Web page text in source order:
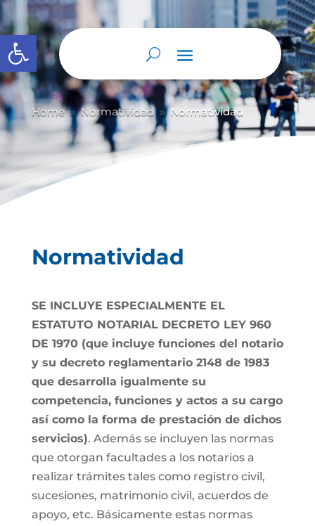
Abrir barra de herramientas
Home 9 Normatividad 9 Normatividad
Normatividad
SE INCLUYE ESPECIALMENTE EL
ESTATUTO NOTARIAL DECRETO LEY 960
DE 1970 (que incluye funciones del notario
y su decreto reglamentario 2148 de 1983
que desarrolla igualmente su
competencia, funciones y actos a su cargo
así como la forma de prestación de dichos
servicios). Además se incluyen las normas
que otorgan facultades a los notarios a
realizar trámites tales como registro civil,
sucesiones, matrimonio civil, acuerdos de
apoyo, etc. Básicamente estas normas